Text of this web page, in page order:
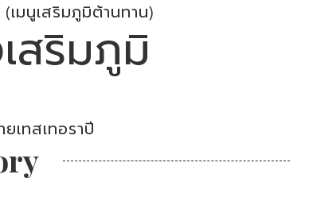
เมนูเสริมภูมิต้านทาน)
สริมภูมิ
ยเทสเทอราปี